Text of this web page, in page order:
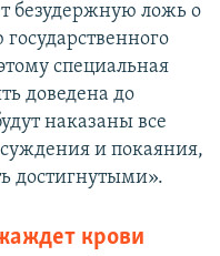
безудержную ложь о
специальная
доведена до
наказаны все
и покаяния,
достигнутыми».
крови